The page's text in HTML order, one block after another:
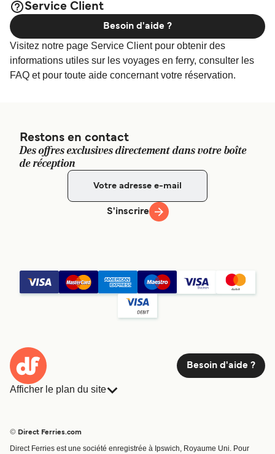
Service Client
Visitez notre page Service Client pour obtenir des
informations utiles sur les voyages en ferry, consulter les
FAQ et pour toute aide concernant votre réservation.
Besoin d'aide ?
Restons en contact
Des offres exclusives directement dans votre boîte
de réception
S'inscrire
Besoin d'aide ?
Afficher le plan du site
© Direct Ferries.com
Direct Ferries est une société enregistrée à Ipswich, Royaume Uni. Pour